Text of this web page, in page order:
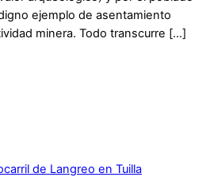
ejemplo de asentamiento
minera. Todo transcurre […]